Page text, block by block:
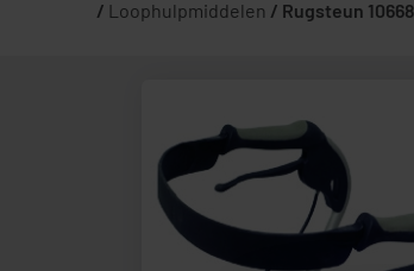
/ Loophulpmiddelen / Rugsteun 10668